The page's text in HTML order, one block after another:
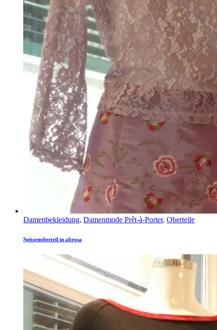
Damenbekleidung, Damenmode Prêt-à-Porter, Oberteile
Spitzenoberteil in altrosa